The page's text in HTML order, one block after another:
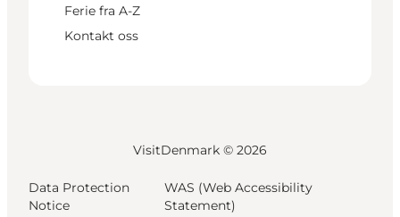
Ferie fra A-Z
Kontakt oss
VisitDenmark © 2026
Data Protection
Notice
WAS (Web Accessibility
Statement)